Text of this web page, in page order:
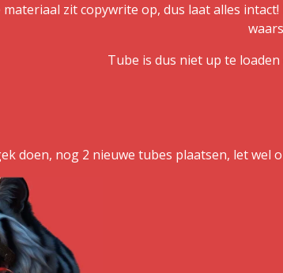
zit copywrite op, dus laat alles
Tube is dus niet up te
doen, nog 2 nieuwe tubes plaatsen, let wel